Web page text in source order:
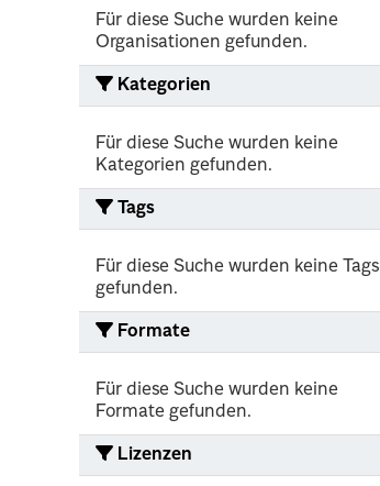
Für diese Suche wurden keine
Organisationen gefunden.
Kategorien
Für diese Suche wurden keine
Kategorien gefunden.
Tags
Für diese Suche wurden keine Tags
gefunden.
Formate
Für diese Suche wurden keine
Formate gefunden.
Lizenzen